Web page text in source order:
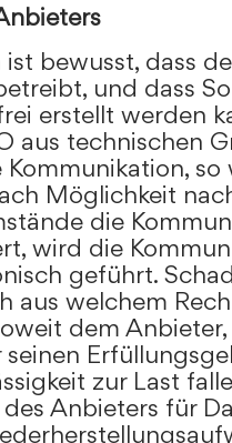
bewusst, dass
und dass
erstellt werden
aus technischen
so
Möglichkeit
die
wird die
geführt.
aus welchem
dem
zur Last
Anbieters für